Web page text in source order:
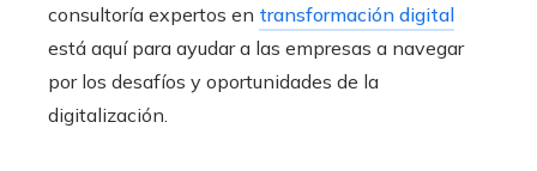
consultoría expertos en transformación digital
está aquí para ayudar a las empresas a navegar
por los desafíos y oportunidades de la
digitalización.